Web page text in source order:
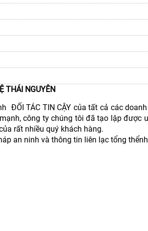
THÁI NGUYÊN
ĐỐI TÁC TIN CẬY của tất cả các
công ty chúng tôi đã tạo lập được
rất nhiều quý khách hàng.
an ninh và thông tin liên lạc tổng